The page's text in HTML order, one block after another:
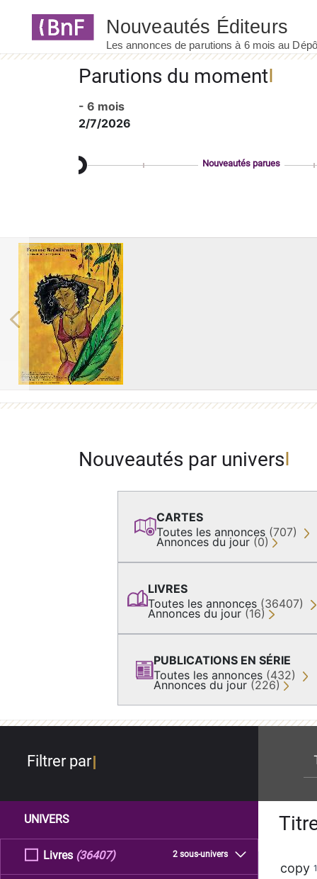
Parutions du moment
- 6 mois
2/7/2026
Nouveautés parues
Previous
Nouveautés par univers
CARTES
Toutes les annonces (707)
Annonces du jour (0)
LIVRES
Toutes les annonces (36407)
Annonces du jour (16)
PUBLICATIONS EN SÉRIE
Toutes les annonces (432)
Annonces du jour (226)
Filtrer par
UNIVERS
Livres 2 sous-univers
(36407)
copy